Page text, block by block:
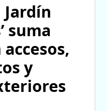
suma
y